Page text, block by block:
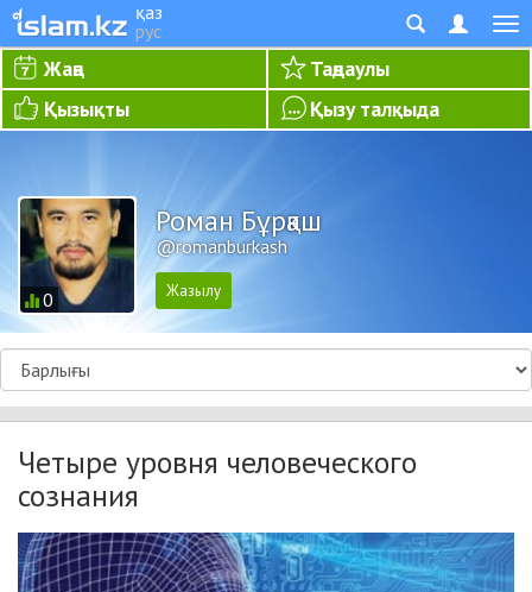
қаз
рус
Жаңа
Таңдаулы
Қызықты
Қызу талқыда
0
Роман Бұрқаш
@romanburkash
Четыре уровня человеческого
сознания